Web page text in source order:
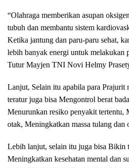
“Olahraga memberikan asupan
tubuh dan membantu sistem
Ketika jantung dan paru-paru sehat,
lebih banyak energi untuk melakukan
Tutur Mayjen TNI Novi Helmy
Lanjut, Selain itu apabila para Prajurit
teratur juga bisa Mengontrol berat
Menurunkan resiko penyakit tertentu,
otak, Meningkatkan massa tulang dan
Lebih lanjut, selain itu juga bisa Bikin
Meningkatkan kesehatan mental dan